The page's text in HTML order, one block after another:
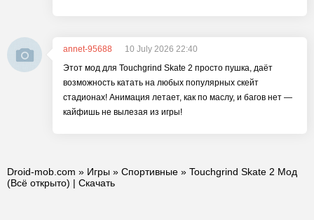
annet-95688
10 July 2026 22:40
Этот мод для Touchgrind Skate 2 просто пушка, даёт
возможность катать на любых популярных скейт
стадионах! Анимация летает, как по маслу, и багов нет —
кайфишь не вылезая из игры!
Droid-mob.com » Игры » Спортивные » Touchgrind Skate 2 Мод
(Всё открыто) | Скачать